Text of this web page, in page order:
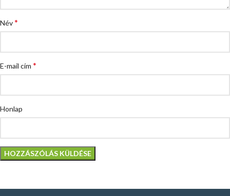
Név*
E-mail cím *
Honlap